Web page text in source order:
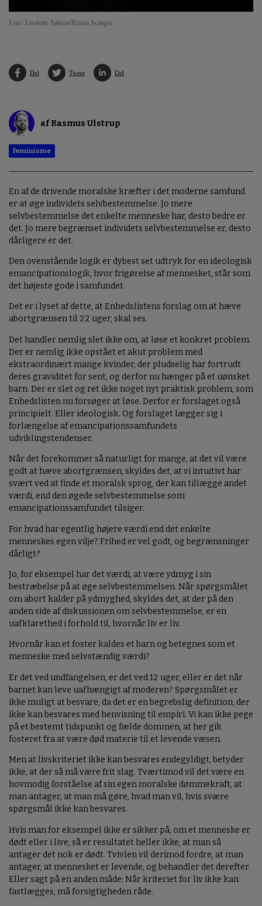
Foto: Liselotte Sabroe/Ritzau Scanpix
Del Tweet Del
af Rasmus Ulstrup
feminisme
En af de drivende moralske kræfter i det moderne samfund
er at øge individets selvbestemmelse. Jo mere
selvbestemmelse det enkelte menneske har, desto bedre er
det. Jo mere begrænset individets selvbestemmelse er, desto
dårligere er det.
Den ovenstående logik er dybest set udtryk for en ideologisk
emancipationslogik, hvor frigørelse af mennesket, står som
det højeste gode i samfundet.
Det er i lyset af dette, at Enhedslistens forslag om at hæve
abortgrænsen til 22 uger, skal ses.
Det handler nemlig slet ikke om, at løse et konkret problem.
Der er nemlig ikke opstået et akut problem med
ekstraordinært mange kvinder, der pludselig har fortrudt
deres graviditet for sent, og derfor nu hænger på et uønsket
barn. Der er slet og ret ikke noget nyt praktisk problem, som
Enhedslisten nu forsøger at løse. Derfor er forslaget også
principielt. Eller ideologisk. Og forslaget lægger sig i
forlængelse af emancipationssamfundets
udviklingstendenser.
Når det forekommer så naturligt for mange, at det vil være
godt at hæve abortgrænsen, skyldes det, at vi intuitivt har
svært ved at finde et moralsk sprog, der kan tillægge andet
værdi, end den øgede selvbestemmelse som
emancipationssamfundet tilsiger.
For hvad har egentlig højere værdi end det enkelte
menneskes egen vilje? Frihed er vel godt, og begrænsninger
dårligt?
Jo, for eksempel har det værdi, at være ydmyg i sin
bestræbelse på at øge selvbestemmelsen. Når spørgsmålet
om abort kalder på ydmyghed, skyldes det, at der på den
anden side af diskussionen om selvbestemmelse, er en
uafklarethed i forhold til, hvornår liv er liv.
Hvornår kan et foster kaldes et barn og betegnes som et
menneske med selvstændig værdi?
Er det ved undfangelsen, er det ved 12 uger, eller er det når
barnet kan leve uafhængigt af moderen? Spørgsmålet er
ikke muligt at besvare, da det er en begrebslig definition, der
ikke kan besvares med henvisning til empiri. Vi kan ikke pege
på et bestemt tidspunkt og fælde dommen, at her gik
fosteret fra at være død materie til et levende væsen.
Men at livskriteriet ikke kan besvares endegyldigt, betyder
ikke, at der så må være frit slag. Tværtimod vil det være en
hovmodig forståelse af sin egen moralske dømmekraft, at
man antager, at man må gøre, hvad man vil, hvis svære
spørgsmål ikke kan besvares.
Hvis man for eksempel ikke er sikker på, om et menneske er
dødt eller i live, så er resultatet heller ikke, at man så
antager det nok er dødt. Tvivlen vil derimod fordre, at man
antager, at mennesket er levende, og behandler det derefter.
Eller sagt på en anden måde: Når kriteriet for liv ikke kan
fastlægges, må forsigtigheden råde.